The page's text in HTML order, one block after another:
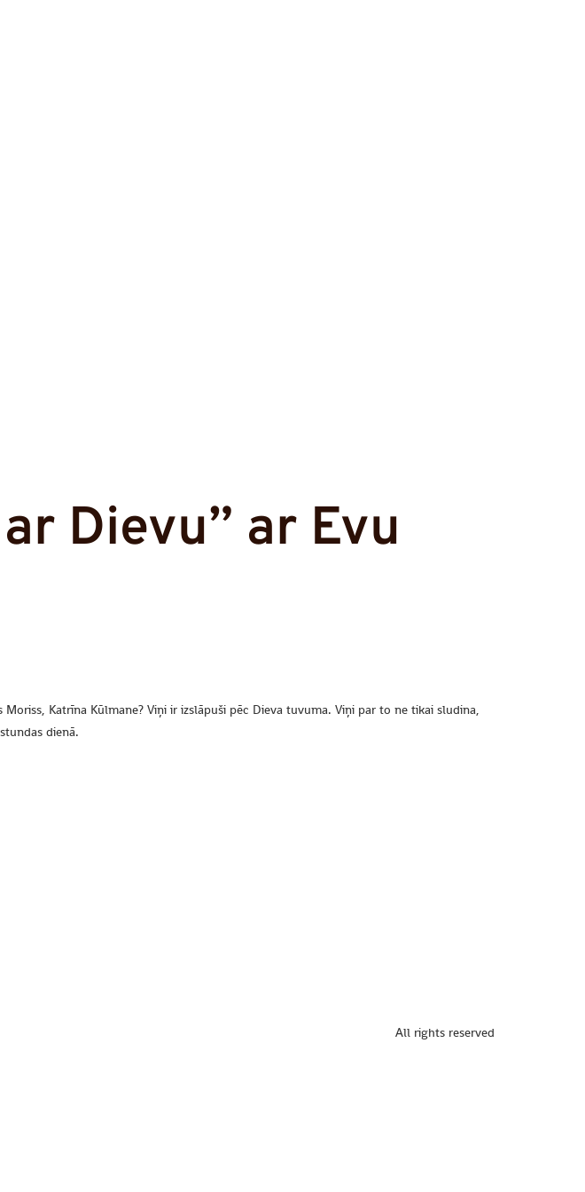
Dievu” ar Evu
Katrīna Kūlmane? Viņi ir izslāpuši pēc Dieva tuvuma. Viņi par to ne tikai sludina,
dienā.
All rights reserved